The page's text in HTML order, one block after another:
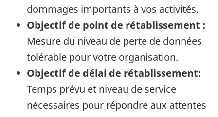
dommages importants à vos activités.
Objectif de point de rétablissement :
Mesure du niveau de perte de données
tolérable pour votre organisation.
Objectif de délai de rétablissement:
Temps prévu et niveau de service
nécessaires pour répondre aux attentes